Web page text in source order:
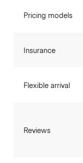
Pricing models
Insurance
Flexible arrival
Reviews